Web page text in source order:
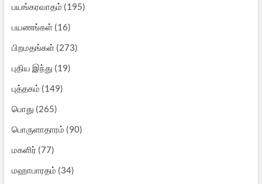
பயங்கரவாதம் (195)
பயணங்கள்(16)
பிறமதங்கள்(273)
புதிய இந்து (19)
புத்தகம் (149)
பொது (265)
பொருளாதாரம் (90)
மகளிர் (77)
மஹாபாரதம் (34)